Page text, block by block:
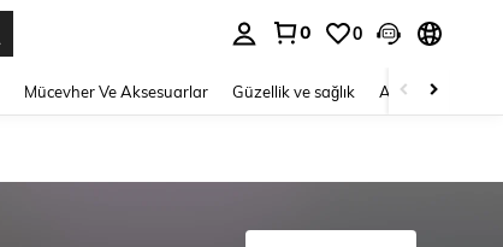
0 0
Mücevher Ve Aksesuarlar Güzellik ve sağlık Ayakkabı